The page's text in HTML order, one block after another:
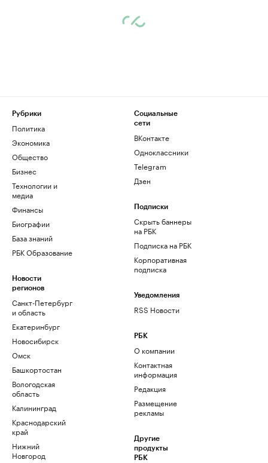
Рубрики
Политика
Экономика
Общество
Бизнес
Технологии и
медиа
Финансы
Биографии
База знаний
РБК Образование
Новости
регионов
Санкт-Петербург
и область
Екатеринбург
Новосибирск
Омск
Башкортостан
Вологодская
область
Калининград
Краснодарский
край
Нижний
Новгород
Социальные
сети
ВКонтакте
Одноклассники
Telegram
Дзен
Подписки
Скрыть баннеры
на РБК
Подписка на РБК
Корпоративная
подписка
Уведомления
RSS Новости
РБК
О компании
Контактная
информация
Редакция
Размещение
рекламы
Другие
продукты
РБК